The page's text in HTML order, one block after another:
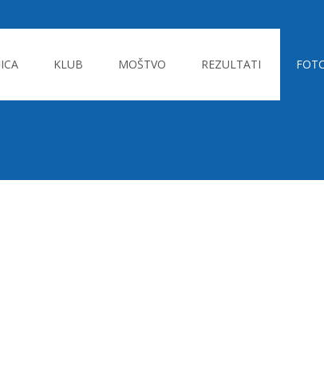
KLUB MOŠTVO REZULTATI